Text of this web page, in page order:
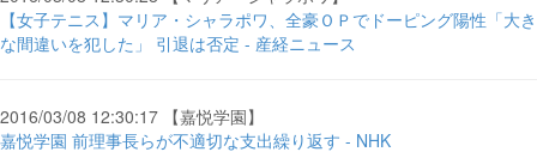
【女子テニス】マリア・シャラポワ、全豪ＯＰでドーピング陽性「大き
な間違いを犯した」 引退は否定 - 産経ニュース
2016/03/08 12:30:17 【嘉悦学園】
嘉悦学園 前理事長らが不適切な支出繰り返す - NHK